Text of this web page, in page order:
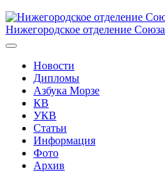
Нижегородское отделение
Новости
Дипломы
Азбука Морзе
КВ
УКВ
Статьи
Информация
Фото
Архив